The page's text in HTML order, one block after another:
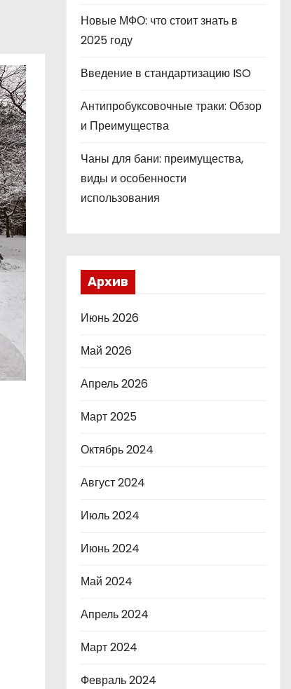
Новые МФО: что стоит знать в
2025 году
Введение в стандартизацию ISO
Антипробуксовочные траки: Обзор
и Преимущества
Чаны для бани: преимущества,
виды и особенности
использования
Архив
Июнь 2026
Май 2026
Апрель 2026
Март 2025
Октябрь 2024
Август 2024
Июль 2024
Июнь 2024
Май 2024
Апрель 2024
Март 2024
Февраль 2024